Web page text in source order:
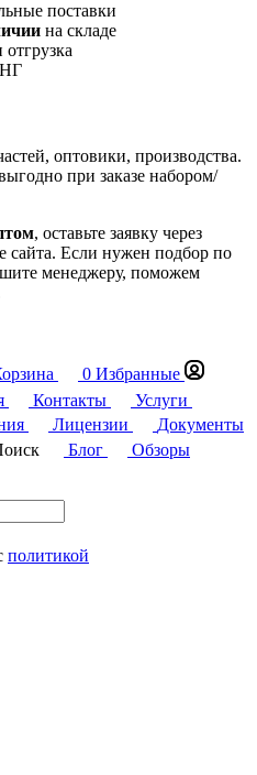
поставки
на складе
оптовики, производства.
при заказе набором/
, оставьте заявку через
сайта. Если нужен подбор по
менеджеру, поможем
0 Избранные
Контакты
Услуги
Лицензии
Документы
Блог
Обзоры
политикой